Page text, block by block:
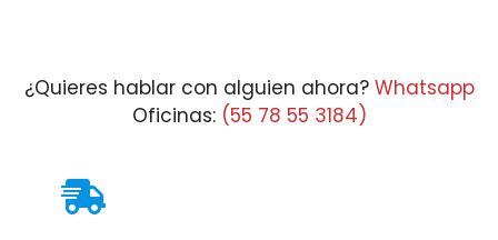
¿Quieres hablar con alguien ahora? Whatsapp
Oficinas: (55 78 55 3184)